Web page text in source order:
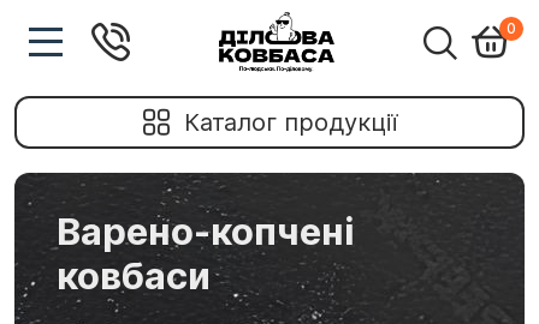
0
Каталог продукції
Варено-копчені
ковбаси